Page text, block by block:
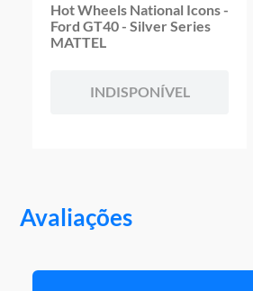
Hot Wheels National Icons -
Ford GT40 - Silver Series
MATTEL
INDISPONÍVEL
Avaliações